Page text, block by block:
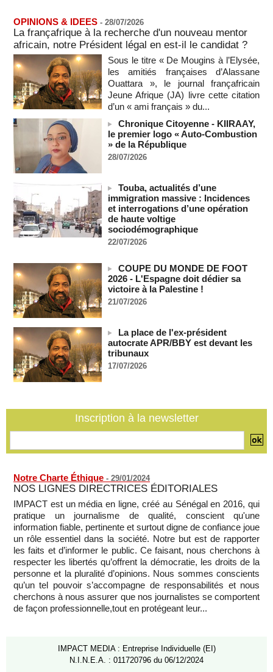
Au Nigeria, plus de 300 victimes d’enlèvements ont été
libérées
06/08/2026 -
Soutenir l’intégrité de l’information à Sao Tomé-et-Principe à
l’approche des élections
06/08/2026 -
Taïwan bloque un pont stratégique lors de la simulation d'une
06/08/2026 -
Les Bourses mondiales suspendues au Moyen-Orient,
records en Europe
06/08/2026 -
Soudan du Sud : Les avocats de Riek Machar sollicitent un
accès à leur client avant la prochaine audience
06/08/2026
France-Algérie: l'affaire Mehdi Laribi relance la coopération
policière contre le narcotrafic
Guinée : l'absence du président Doumbouya ravive les
tensions politiques
06/08/2026 -
Bénin: le nouveau Sénat élit son premier président
06/08/2026 -
La Centrafrique et le Cameroun apaisent les tensions après
un incident frontalier
06/08/2026 -
Vu & Lu sur X - Donald Trump dans le piège à milliards de la
BBC
OPINIONS & IDEES - 28/07/2026
La françafrique à la recherche d'un nouveau mentor
africain, notre Président légal en est-il le candidat ?
Sous le titre « De Mougins à l’Elysée,
les amitiés françaises d’Alassane
Ouattara », le journal françafricain
Jeune Afrique (JA) livre cette citation
d’un « ami français » du...
Chronique Citoyenne - KIIRAAY,
le premier logo « Auto-Combustion
» de la République
28/07/2026
Touba, actualités d’une
immigration massive : Incidences
et interrogations d’une opération
de haute voltige
sociodémographique
22/07/2026
COUPE DU MONDE DE FOOT
2026 - L'Espagne doit dédier sa
victoire à la Palestine !
21/07/2026
La place de l'ex-président
autocrate APR/BBY est devant les
tribunaux
17/07/2026
Inscription à la newsletter
Notre Charte Éthique - 29/01/2024
NOS LIGNES DIRECTRICES ÉDITORIALES
IMPACT est un média en ligne, créé au Sénégal en 2016, qui
pratique un journalisme de qualité, conscient qu'une
information fiable, pertinente et surtout digne de confiance joue
un rôle essentiel dans la société. Notre but est de rapporter
les faits et d’informer le public. Ce faisant, nous cherchons à
respecter les libertés qu’offrent la démocratie, les droits de la
personne et la pluralité d’opinions. Nous sommes conscients
qu’un tel pouvoir s’accompagne de responsabilités et nous
cherchons à nous assurer que nos journalistes se comportent
de façon professionnelle,tout en protégeant leur...
IMPACT MEDIA : Entreprise Individuelle (EI)
N.I.N.E.A. : 011720796 du 06/12/2024